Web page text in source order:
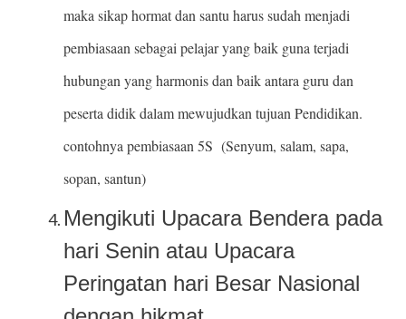
maka sikap hormat dan santu harus sudah menjadi
pembiasaan sebagai pelajar yang baik guna terjadi
hubungan yang harmonis dan baik antara guru dan
peserta didik dalam mewujudkan tujuan Pendidikan.
contohnya pembiasaan 5S (Senyum, salam, sapa,
sopan, santun)
Mengikuti Upacara Bendera pada
hari Senin atau Upacara
Peringatan hari Besar Nasional